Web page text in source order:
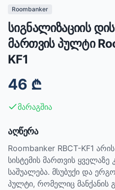
Roombanker
სიგნალიზაციის
მართვის პულტი
KF1
46 ₾
მარაგშია
აღწერა
Roombanker RBCT-KF1
სისტემის მართვის
საშუალება. მსუბუქი და
პულტი, რომელიც მანქანის